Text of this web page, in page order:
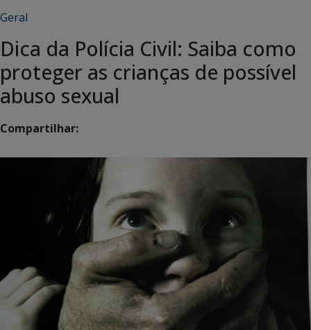
Geral
Dica da Polícia Civil: Saiba como
proteger as crianças de possível
abuso sexual
Compartilhar: